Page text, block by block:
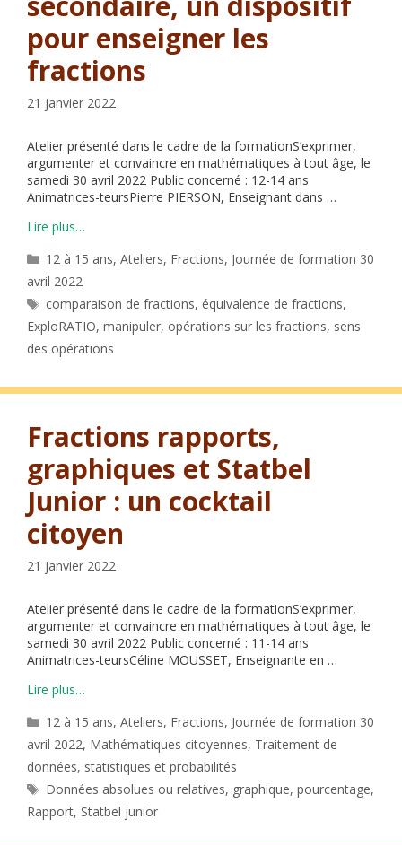
pour enseigner les
fractions
21 janvier 2022
Atelier présenté dans le cadre de la formationS’exprimer,
argumenter et convaincre en mathématiques à tout âge, le
samedi 30 avril 2022 Public concerné : 12-14 ans
Animatrices-teursPierre PIERSON, Enseignant dans …
Lire plus…
Catégories
12 à 15 ans,Ateliers, Fractions, Journée de formation 30
avril 2022
Étiquettes
comparaison de fractions, équivalence de fractions,
ExploRATIO, manipuler, opérations sur les fractions, sens
des opérations
Fractions rapports,
graphiques et Statbel
Junior : un cocktail
citoyen
21 janvier 2022
Atelier présenté dans le cadre de la formationS’exprimer,
argumenter et convaincre en mathématiques à tout âge, le
samedi 30 avril 2022 Public concerné : 11-14 ans
Animatrices-teursCéline MOUSSET, Enseignante en …
Lire plus…
Catégories
12 à 15 ans,Ateliers, Fractions, Journée de formation 30
avril 2022, Mathématiques citoyennes, Traitement de
données, statistiques et probabilités
Étiquettes
Données absolues ou relatives, graphique,pourcentage,
Rapport, Statbel junior